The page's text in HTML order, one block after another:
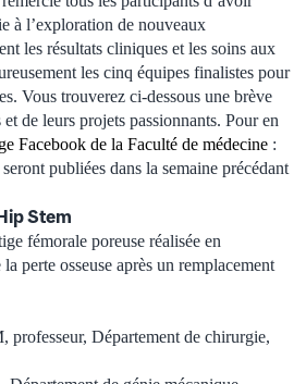
à l’exploration de nouveaux
les résultats cliniques et les soins aux
les cinq équipes finalistes pour
Vous trouverez ci-dessous une brève
de leurs projets passionnants. Pour en
Facebook de la Faculté de médecine :
publiées dans la semaine précédant
Stem
fémorale poreuse réalisée en
perte osseuse après un remplacement
Département de chirurgie,